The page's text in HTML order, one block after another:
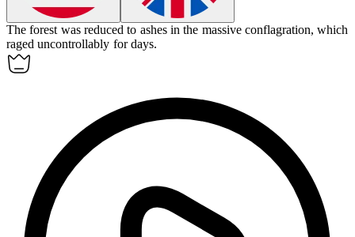
The forest was reduced to ashes in the massive conflagration, which
raged uncontrollably for days.